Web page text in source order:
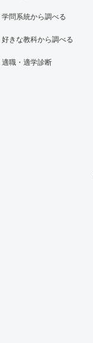
学問系統から調べる
好きな教科から調べる
適職・適学診断